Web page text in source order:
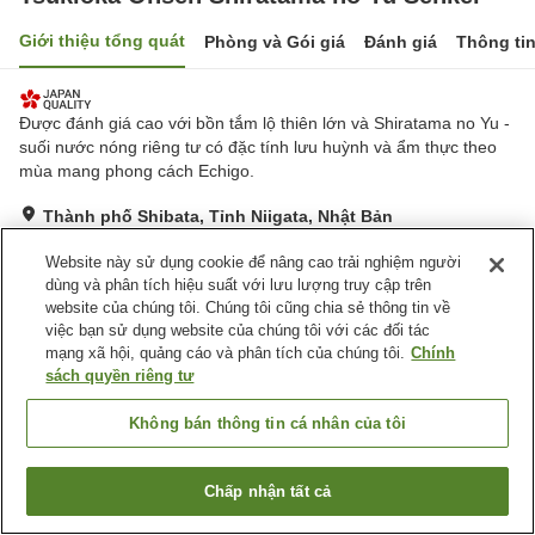
Giới thiệu tổng quát Phòng và Gói giá Đánh giá Thông
Được đánh giá cao với bồn tắm lộ thiên lớn và Shiratama no Yu -
suối nước nóng riêng tư có đặc tính lưu huỳnh và ẩm thực theo
mùa mang phong cách Echigo.
Thành phố Shibata, Tỉnh Niigata, Nhật Bản
Xuất sắc Đánh giá:836lượt
Tiện nghi chỗ nghỉ
Bãi đỗ xe
Trang chủ Nhật Bản Tỉnh Niigata
Thành phố Shibata
Tsukioka Onsen Shiratama no Yu Senkei
Tìm phòng trống
Website này sử dụng cookie để nâng cao trải nghiệm người
dùng và phân tích hiệu suất với lưu lượng truy cập trên
website của chúng tôi. Chúng tôi cũng chia sẻ thông tin về
việc bạn sử dụng website của chúng tôi với các đối tác
mạng xã hội, quảng cáo và phân tích của chúng tôi. Chính
sách quyền riêng tư
Không bán thông tin cá nhân của tôi
Chấp nhận tất cả